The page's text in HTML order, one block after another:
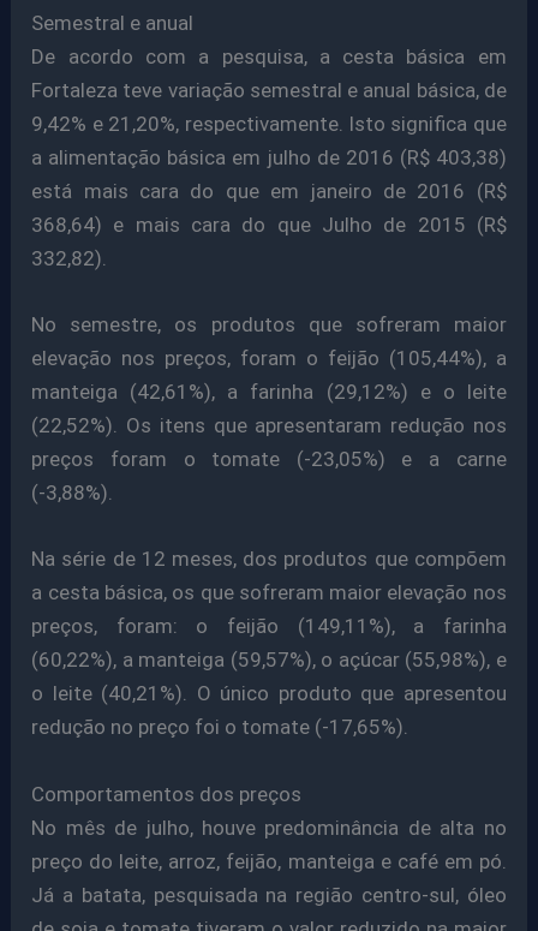
Semestral e anual
De acordo com a pesquisa, a cesta básica em
Fortaleza teve variação semestral e anual básica, de
9,42% e 21,20%, respectivamente. Isto significa que
a alimentação básica em julho de 2016 (R$ 403,38)
está mais cara do que em janeiro de 2016 (R$
368,64) e mais cara do que Julho de 2015 (R$
332,82).
No semestre, os produtos que sofreram maior
elevação nos preços, foram o feijão (105,44%), a
manteiga (42,61%), a farinha (29,12%) e o leite
(22,52%). Os itens que apresentaram redução nos
preços foram o tomate (-23,05%) e a carne
(-3,88%).
Na série de 12 meses, dos produtos que compõem
a cesta básica, os que sofreram maior elevação nos
preços, foram: o feijão (149,11%), a farinha
(60,22%), a manteiga (59,57%), o açúcar (55,98%), e
o leite (40,21%). O único produto que apresentou
redução no preço foi o tomate (-17,65%).
Comportamentos dos preços
No mês de julho, houve predominância de alta no
preço do leite, arroz, feijão, manteiga e café em pó.
Já a batata, pesquisada na região centro-sul, óleo